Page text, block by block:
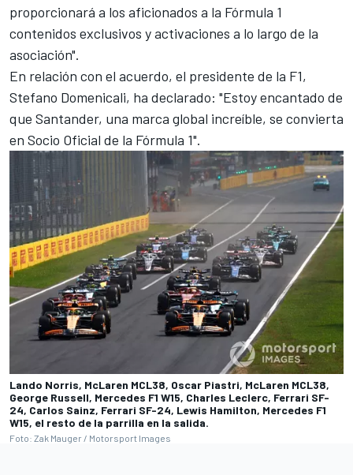
proporcionará a los aficionados a la Fórmula 1
contenidos exclusivos y activaciones a lo largo de la
asociación".
En relación con el acuerdo, el presidente de la F1,
Stefano Domenicali, ha declarado: "Estoy encantado de
que Santander, una marca global increíble, se convierta
en Socio Oficial de la Fórmula 1".
Lando Norris, McLaren MCL38, Oscar Piastri, McLaren MCL38,
George Russell, Mercedes F1 W15, Charles Leclerc, Ferrari SF-
24, Carlos Sainz, Ferrari SF-24, Lewis Hamilton, Mercedes F1
W15, el resto de la parrilla en la salida.
Foto: Zak Mauger / Motorsport Images